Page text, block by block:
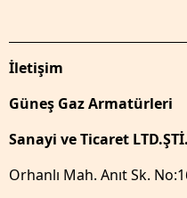
İletişim
Güneş Gaz Armatürleri
Sanayi ve Ticaret LTD.ŞTİ.
Orhanlı Mah. Anıt Sk.